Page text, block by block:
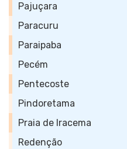
Pajuçara
Paracuru
Paraipaba
Pecém
Pentecoste
Pindoretama
Praia de Iracema
Redenção